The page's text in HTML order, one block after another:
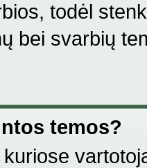
todėl
bei svarbių
temos?